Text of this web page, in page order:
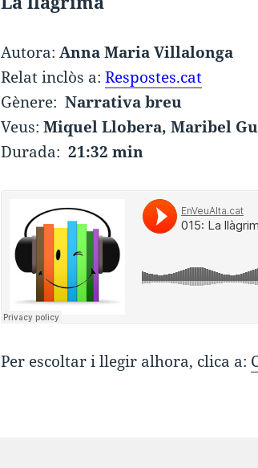
Autora:Anna Maria Villalonga
Relat inclòs a:Respostes.cat
Gènere:Narrativa breu
Veus:Miquel Llobera, Maribel
Durada:21:32 min
Per escoltar i llegir alhora, clica a: